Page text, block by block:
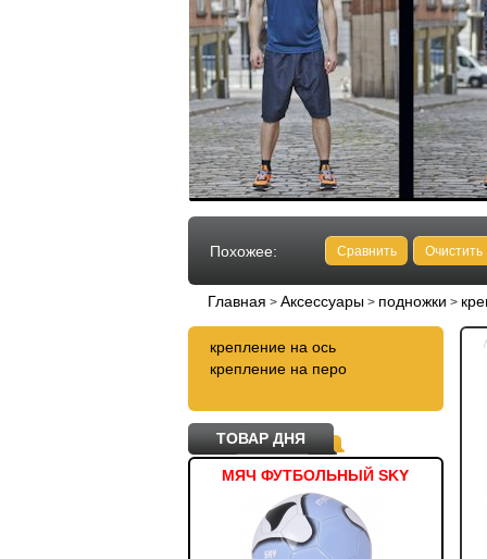
Похожее: Сравнить Очистить
Главная > Аксессуары> подножки >
крепление на ось
крепление на перо
ТОВАР ДНЯ
МЯЧ ФУТБОЛЬНЫЙ SKY